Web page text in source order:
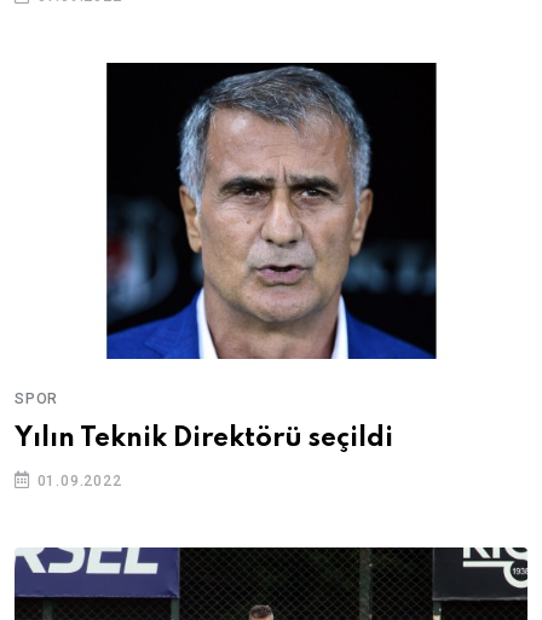
SPOR
Yılın Teknik Direktörü seçildi
01.09.2022